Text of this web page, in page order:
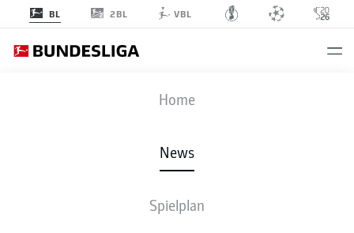
BL 2BL VBL
Home
News
Spielplan
vorwurfsvoll auf den Wolfsburger Rasen- © IMAGO/DeFodi.de